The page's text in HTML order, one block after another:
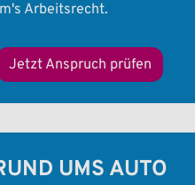
Arbeitsrecht.
Jetzt Anspruch prüfen
UMS AUTO